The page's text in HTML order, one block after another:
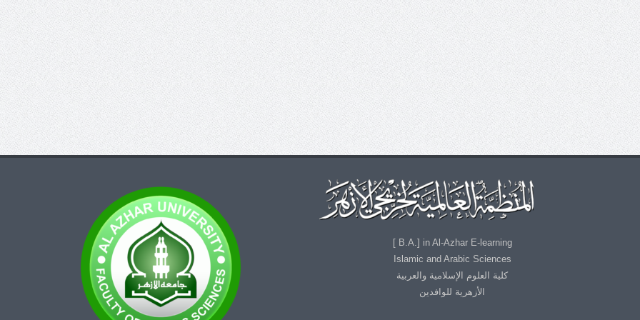
B.A.] in Al-Azhar E-learning ]
Islamic and Arabic Sciences
كلية العلوم الإسلامية والعربية
الأزهرية للوافدين